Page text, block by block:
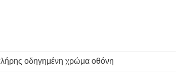
οδηγημένη χρώμα οθόνη